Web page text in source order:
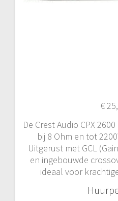
€
De Crest Audio CPX
bij 8 Ohm en tot
Uitgerust met GCL
en ingebouwde
ideaal voor